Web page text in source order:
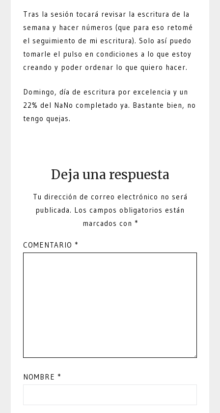
Tras la sesión tocará revisar la escritura de la
semana y hacer números (que para eso retomé
el seguimiento de mi escritura). Solo así puedo
tomarle el pulso en condiciones a lo que estoy
creando y poder ordenar lo que quiero hacer.
Domingo, día de escritura por excelencia y un
22% del NaNo completado ya. Bastante bien, no
tengo quejas.
Deja una respuesta
Tu dirección de correo electrónico no será
publicada. Los campos obligatorios están
marcados con *
COMENTARIO *
NOMBRE *